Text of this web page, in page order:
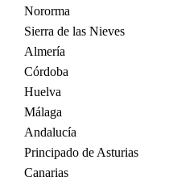
Nororma
Sierra de las Nieves
Almería
Córdoba
Huelva
Málaga
Andalucía
Principado de Asturias
Canarias